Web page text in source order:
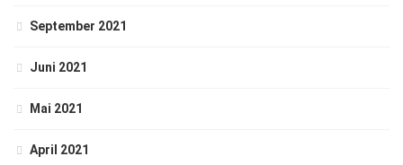
September 2021
Juni 2021
Mai 2021
April 2021